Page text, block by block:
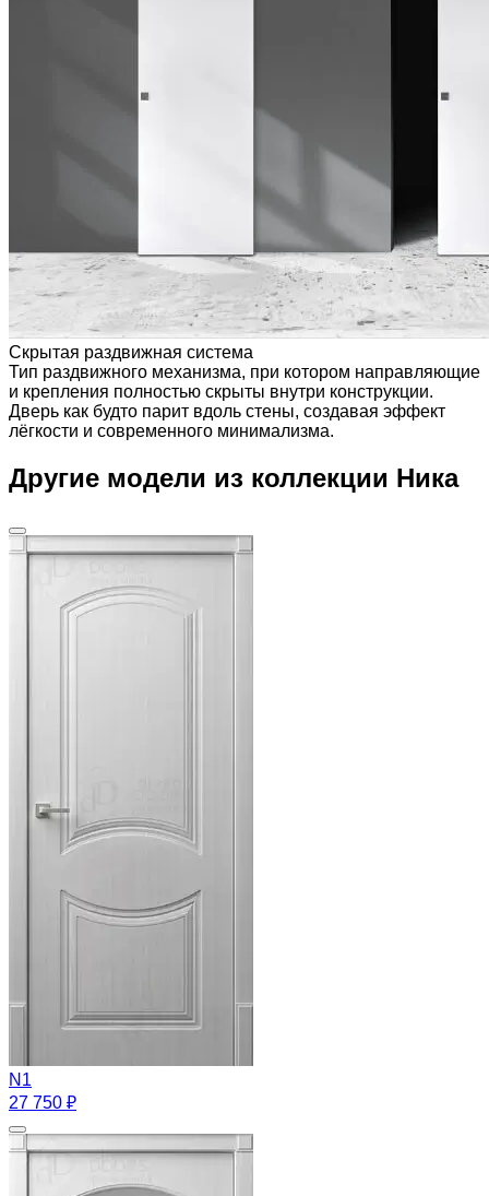
Скрытая раздвижная система
Тип раздвижного механизма, при котором направляющие
и крепления полностью скрыты внутри конструкции.
Дверь как будто парит вдоль стены, создавая эффект
лёгкости и современного минимализма.
Другие модели из коллекции Ника
N1
27 750 ₽